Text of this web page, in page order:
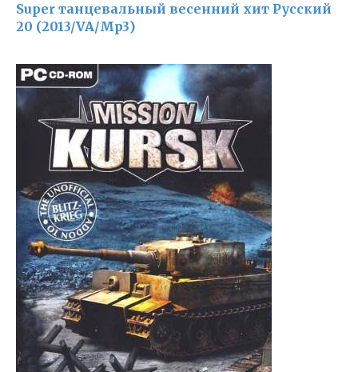
Super танцевальный весенний хит Русский
20 (2013/VA/Mp3)